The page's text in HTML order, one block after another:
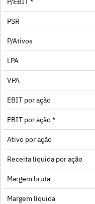
PSR
P/Ativos
LPA
VPA
EBIT por ação
EBIT por ação *
Ativo por ação
Receita líquida por ação
Margem bruta
Margem líquida